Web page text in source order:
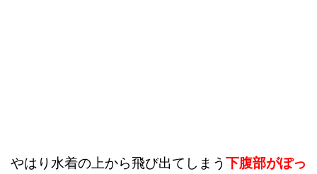
やはり水着の上から飛び出てしまう 下腹部がぽっ